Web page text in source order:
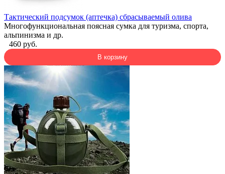
Тактический подсумок (аптечка) сбрасываемый олива
Многофункциональная поясная сумка для туризма, спорта,
альпинизма и др.
460 руб.
В корзину